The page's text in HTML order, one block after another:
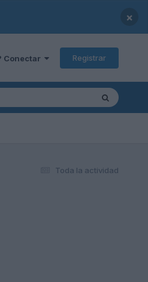
×
Conectar Registrar
Toda la actividad